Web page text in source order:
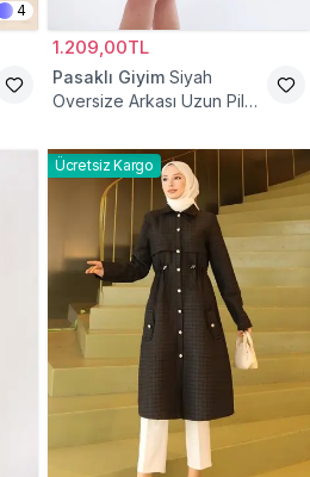
4
1.209,00TL
Pasaklı Giyim Siyah
Oversize Arkası Uzun Pileli
Ücretsiz Kargo